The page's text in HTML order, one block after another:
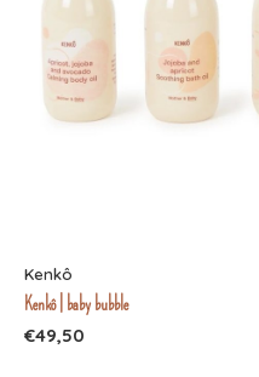
Kenkô
Kenkô | baby bubble
€49,50